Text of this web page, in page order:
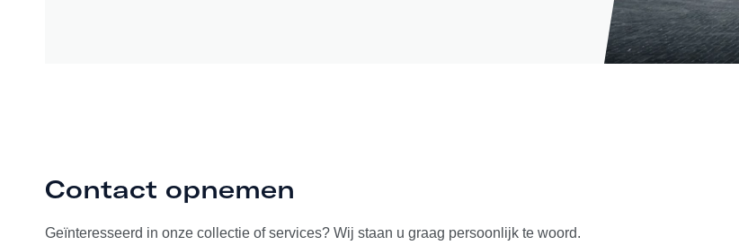
Contact opnemen
Geïnteresseerd in onze collectie of services? Wij staan u graag persoonlijk te woord.